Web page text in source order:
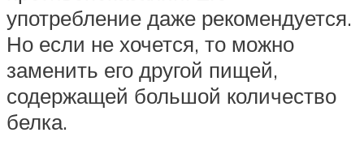
употребление даже рекомендуется.
Но если не хочется, то можно
заменить его другой пищей,
содержащей большой количество
белка.